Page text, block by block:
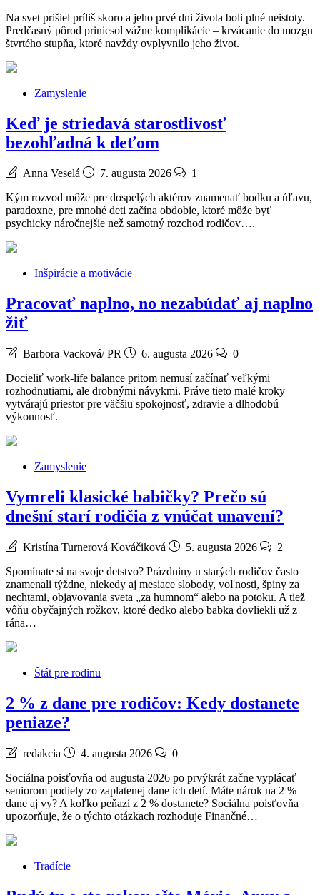
Na svet prišiel príliš skoro a jeho prvé dni života boli plné neistoty.
Predčasný pôrod priniesol vážne komplikácie – krvácanie do mozgu
štvrtého stupňa, ktoré navždy ovplyvnilo jeho život.
Zamyslenie
Keď je striedavá starostlivosť
bezohľadná k deťom
Anna Veselá 7. augusta 2026
1
Kým rozvod môže pre dospelých aktérov znamenať bodku a úľavu,
paradoxne, pre mnohé deti začína obdobie, ktoré môže byť
psychicky náročnejšie než samotný rozchod rodičov….
Inšpirácie a motivácie
Pracovať naplno, no nezabúdať aj naplno
žiť
Barbora Vacková/ PR 6. augusta 2026
0
Docieliť work-life balance pritom nemusí začínať veľkými
rozhodnutiami, ale drobnými návykmi. Práve tieto malé kroky
vytvárajú priestor pre väčšiu spokojnosť, zdravie a dlhodobú
výkonnosť.
Zamyslenie
Vymreli klasické babičky? Prečo sú
dnešní starí rodičia z vnúčat unavení?
Kristína Turnerová Kováčiková 5. augusta 2026
2
Spomínate si na svoje detstvo? Prázdniny u starých rodičov často
znamenali týždne, niekedy aj mesiace slobody, voľnosti, špiny za
nechtami, objavovania sveta „za humnom“ alebo na potoku. A tiež
vôňu obyčajných rožkov, ktoré dedko alebo babka dovliekli už z
rána…
Štát pre rodinu
2 % z dane pre rodičov: Kedy dostanete
peniaze?
redakcia 4. augusta 2026
0
Sociálna poisťovňa od augusta 2026 po prvýkrát začne vyplácať
seniorom podiely zo zaplatenej dane ich detí. Máte nárok na 2 %
dane aj vy? A koľko peňazí z 2 % dostanete? Sociálna poisťovňa
upozorňuje, že o týchto otázkach rozhoduje Finančné…
Tradície